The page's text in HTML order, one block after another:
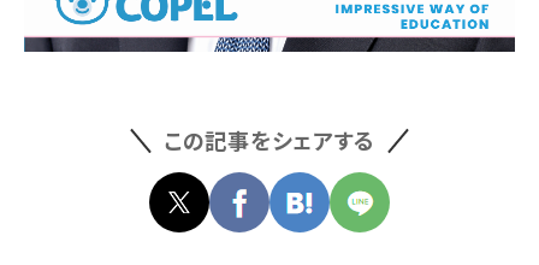
この記事をシェアする